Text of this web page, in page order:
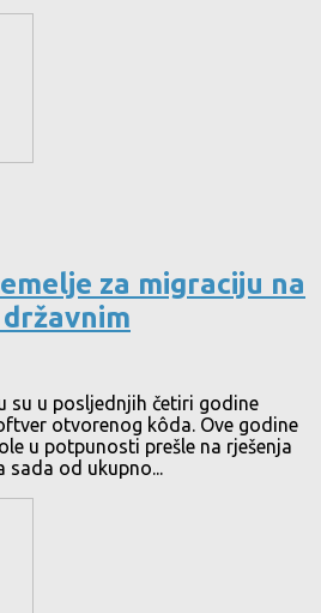
za migraciju na
su u posljednjih četiri godine
otvorenog kôda. Ove godine
u potpunosti prešle na rješenja
od ukupno...